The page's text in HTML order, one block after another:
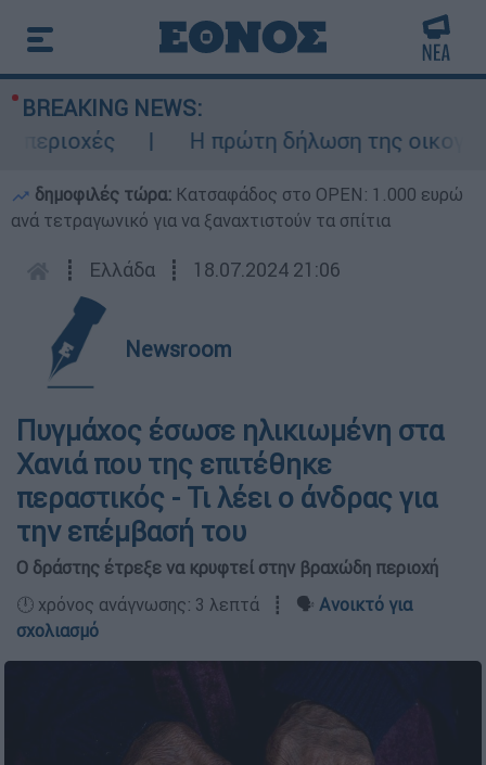
BREAKING NEWS:
Η πρώτη δήλωση της
δημοφιλές τώρα: Κατσαφάδος στο OPEN: 1.000 ευρώ
ανά τετραγωνικό για να ξαναχτιστούν τα σπίτια
┋ Ελλάδα ┋ 18.07.2024 21:06
Newsroom
Πυγμάχος έσωσε ηλικιωμένη στα
Χανιά που της επιτέθηκε
περαστικός - Τι λέει ο άνδρας για
την επέμβασή του
Ο δράστης έτρεξε να κρυφτεί στην βραχώδη περιοχή
🕛 χρόνος ανάγνωσης: 3 λεπτά ┋ 🗣️ Ανοικτό για
σχολιασμό